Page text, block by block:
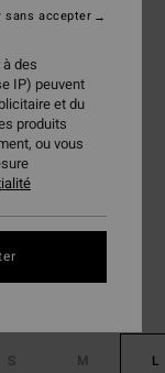
(4 Avis)
S M L
des
IP) peuvent
et du
produits
ou vous
sans accepter